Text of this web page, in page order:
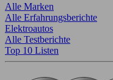
Alle Marken
Alle Erfahrungsberichte
Elektroautos
Alle Testberichte
Top 10 Listen